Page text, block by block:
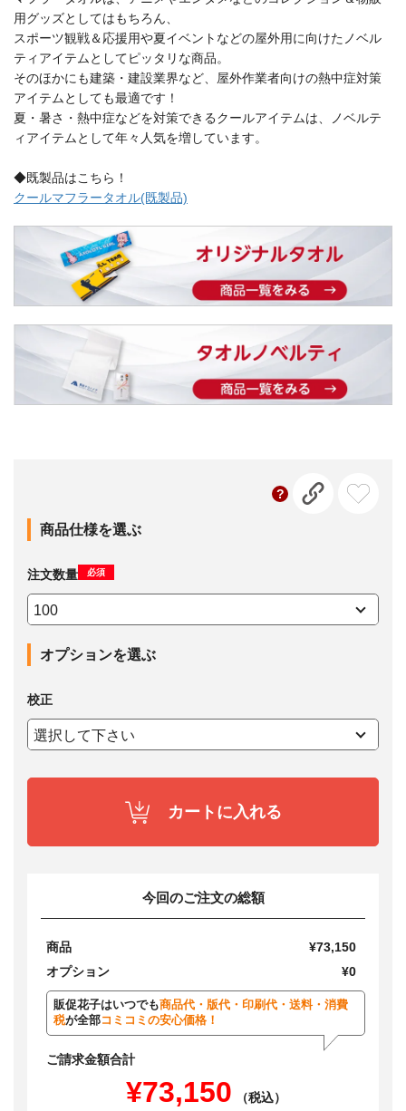
用グッズとしてはもちろん、
スポーツ観戦＆応援用や夏イベントなどの屋外用に向けたノベル
ティアイテムとしてピッタリな商品。
そのほかにも建築・建設業界など、屋外作業者向けの熱中症対策
アイテムとしても最適です！
夏・暑さ・熱中症などを対策できるクールアイテムは、ノベルテ
ィアイテムとして年々人気を増しています。
◆既製品はこちら！
クールマフラータオル(既製品)
商品仕様を選ぶ
注文数量 必須
オプションを選ぶ
校正
カートに入れる
今回のご注文の総額
商品
¥73,150
オプション
¥0
販促花子はいつでも商品代・版代・印刷代・送料・消費
税が全部コミコミの安心価格！
ご請求金額合計
¥73,150
（税込）